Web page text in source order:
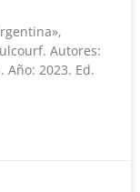
Autores:
Año: 2023. Ed.